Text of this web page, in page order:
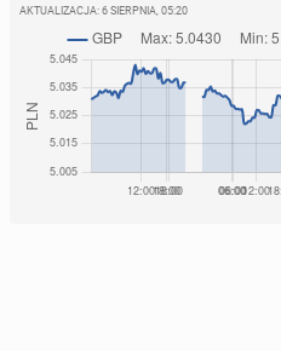
AKTUALIZACJA: 6 SIERPNIA, 05:20